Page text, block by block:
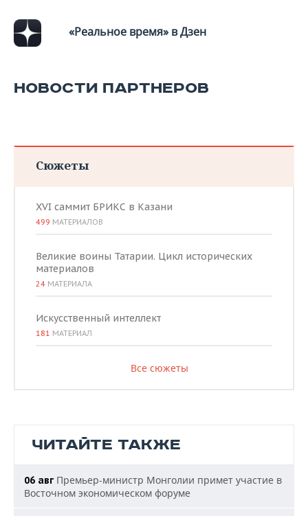
«Реальное время» в Дзен
НОВОСТИ ПАРТНЕРОВ
Сюжеты
XVI саммит БРИКС в Казани
499 МАТЕРИАЛОВ
Великие воины Татарии. Цикл исторических
материалов
24 МАТЕРИАЛА
Искусственный интеллект
181 МАТЕРИАЛ
Все сюжеты
ЧИТАЙТЕ ТАКЖЕ
06 авг Премьер-министр Монголии примет участие в
Восточном экономическом форуме